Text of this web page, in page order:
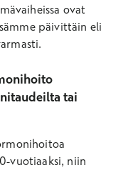
ovat
päivittäin eli
tai
vuotiaaksi, niin